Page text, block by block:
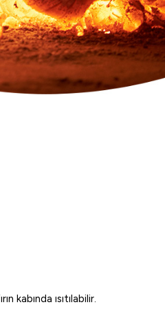
kabında ısıtılabilir.